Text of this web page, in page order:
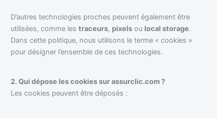
D’autres technologies proches peuvent également être
utilisées, comme lestraceurs, pixels ou local storage.
Dans cette politique, nous utilisons le terme « cookies »
pour désigner l’ensemble de ces technologies.
2. Qui dépose les cookies sur assurclic.com ?
Les cookies peuvent être déposés :